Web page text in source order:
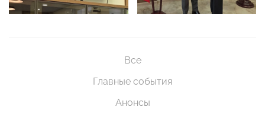
Все
Главные события
Анонсы